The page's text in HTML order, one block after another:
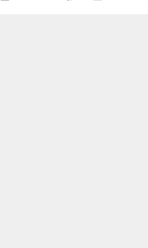
nedeniyle ciddi biçimde etkilenmiş